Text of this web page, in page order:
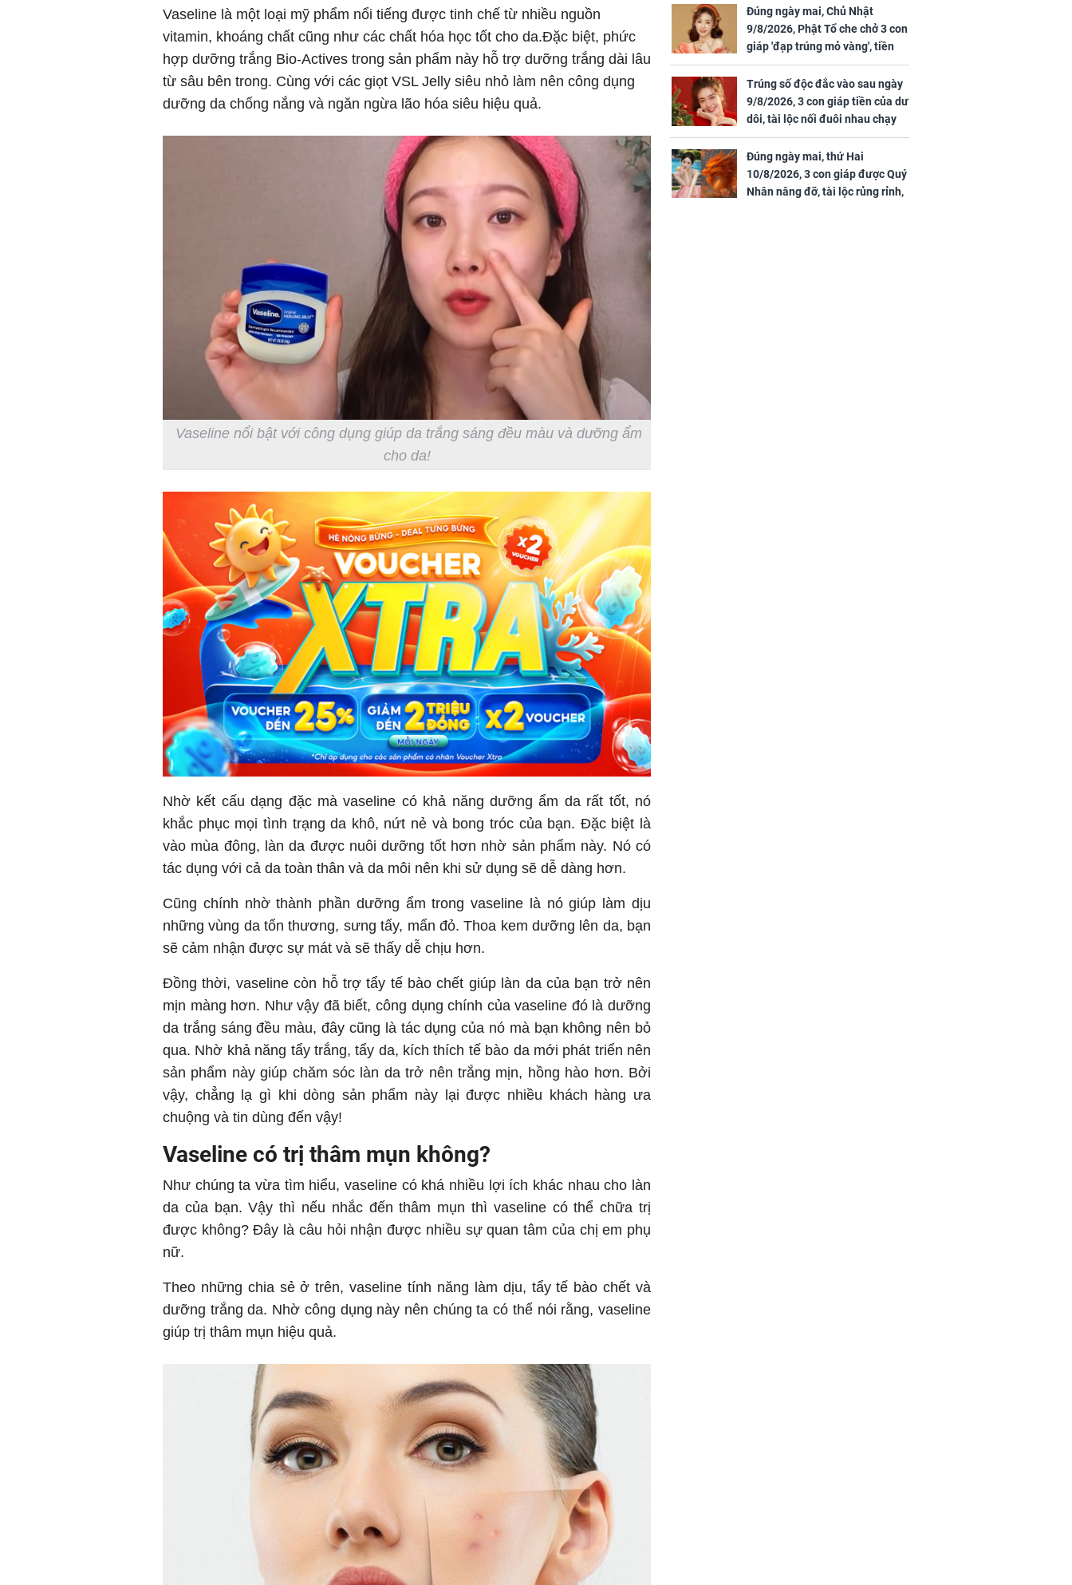
Vaseline là một loại mỹ phẩm nổi tiếng được tinh chế từ nhiều nguồn
vitamin, khoáng chất cũng như các chất hóa học tốt cho da.Đặc biệt, phức
hợp dưỡng trắng Bio-Actives trong sản phẩm này hỗ trợ dưỡng trắng dài lâu
từ sâu bên trong. Cùng với các giọt VSL Jelly siêu nhỏ làm nên công dụng
dưỡng da chống nắng và ngăn ngừa lão hóa siêu hiệu quả.
Vaseline nổi bật với công dụng giúp da trắng sáng đều màu và dưỡng ẩm
cho da!
Nhờ kết cấu dạng đặc mà vaseline có khả năng dưỡng ẩm da rất tốt, nó
khắc phục mọi tình trạng da khô, nứt nẻ và bong tróc của bạn. Đặc biệt là
vào mùa đông, làn da được nuôi dưỡng tốt hơn nhờ sản phẩm này. Nó có
tác dụng với cả da toàn thân và da môi nên khi sử dụng sẽ dễ dàng hơn.
Cũng chính nhờ thành phần dưỡng ẩm trong vaseline là nó giúp làm dịu
những vùng da tổn thương, sưng tấy, mẩn đỏ. Thoa kem dưỡng lên da, bạn
sẽ cảm nhận được sự mát và sẽ thấy dễ chịu hơn.
Đồng thời, vaseline còn hỗ trợ tẩy tế bào chết giúp làn da của bạn trở nên
mịn màng hơn. Như vậy đã biết, công dụng chính của vaseline đó là dưỡng
da trắng sáng đều màu, đây cũng là tác dụng của nó mà bạn không nên bỏ
qua. Nhờ khả năng tẩy trắng, tẩy da, kích thích tế bào da mới phát triển nên
sản phẩm này giúp chăm sóc làn da trở nên trắng mịn, hồng hào hơn. Bởi
vậy, chẳng lạ gì khi dòng sản phẩm này lại được nhiều khách hàng ưa
chuộng và tin dùng đến vậy!
Vaseline có trị thâm mụn không?
Như chúng ta vừa tìm hiểu, vaseline có khá nhiều lợi ích khác nhau cho làn
da của bạn. Vậy thì nếu nhắc đến thâm mụn thì vaseline có thể chữa trị
được không? Đây là câu hỏi nhận được nhiều sự quan tâm của chị em phụ
nữ.
Theo những chia sẻ ở trên, vaseline tính năng làm dịu, tẩy tế bào chết và
dưỡng trắng da. Nhờ công dụng này nên chúng ta có thể nói rằng, vaseline
giúp trị thâm mụn hiệu quả.
Quý Vinh Hoa, vận
trình khai sáng
đại thắng phòng vé,
doanh thu vượt 8.600
tỷ đồng
Đúng ngày mai, Chủ Nhật
9/8/2026, Phật Tổ che chở 3 con
giáp 'đạp trúng mỏ vàng', tiền
bạc nhiều như lá sung, sự
nghiệp vượng phát
Trúng số độc đắc vào sau ngày
9/8/2026, 3 con giáp tiền của dư
dôi, tài lộc nối đuôi nhau chạy
vào nhà, sự nghiệp phất lên
trông thấy
Đúng ngày mai, thứ Hai
10/8/2026, 3 con giáp được Quý
Nhân nâng đỡ, tài lộc rủng rỉnh,